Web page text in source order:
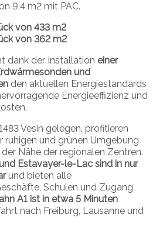
9.4 m2 mit PAC.
von 433 m2
von 362 m2
dank der Installation einer
und
den aktuellen Energiestandards
Energieeffizienz und
Vesin gelegen, profitieren
ruhigen und grünen Umgebung
Nähe der regionalen Zentren.
Estavayer-le-Lac sind in nur
und bieten alle
Schulen und Zugang
A1 ist in etwa 5 Minuten
nach Freiburg, Lausanne und